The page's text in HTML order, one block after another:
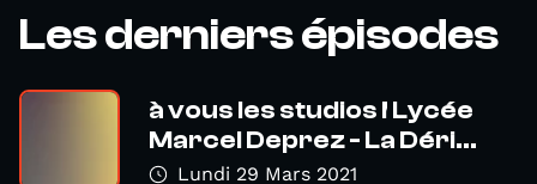
Les derniers épisodes
à vous les studios ! Lycée
Marcel Deprez - La Déri...
Lundi 29 Mars 2021